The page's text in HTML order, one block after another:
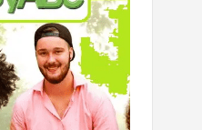
元
英
語！